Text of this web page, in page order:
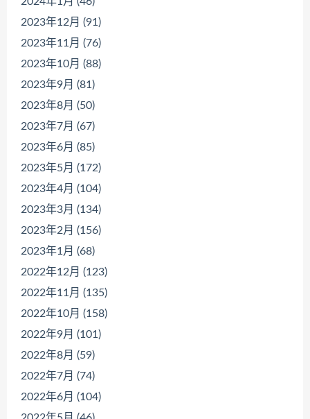
2023年12月 (91)
2023年11月 (76)
2023年10月 (88)
2023年9月 (81)
2023年8月 (50)
2023年7月 (67)
2023年6月 (85)
2023年5月 (172)
2023年4月 (104)
2023年3月 (134)
2023年2月 (156)
2023年1月 (68)
2022年12月 (123)
2022年11月 (135)
2022年10月 (158)
2022年9月 (101)
2022年8月 (59)
2022年7月 (74)
2022年6月 (104)